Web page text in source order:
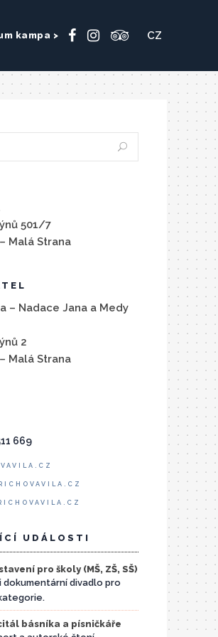
kampa > CZ
501/7
Malá Strana
– Nadace Jana a Medy
2
Malá Strana
669
UDÁLOSTI
pro školy (MŠ, ZŠ, SŠ)
dokumentární divadlo pro
básníka a písničkáře